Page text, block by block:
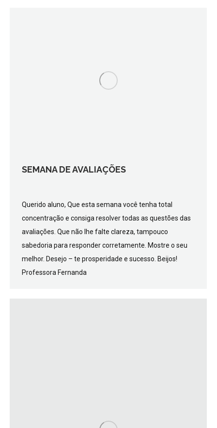
SEMANA DE AVALIAÇÕES
Querido aluno, Que esta semana você tenha total
concentração e consiga resolver todas as questões das
avaliações. Que não lhe falte clareza, tampouco
sabedoria para responder corretamente. Mostre o seu
melhor. Desejo – te prosperidade e sucesso. Beijos!
Professora Fernanda